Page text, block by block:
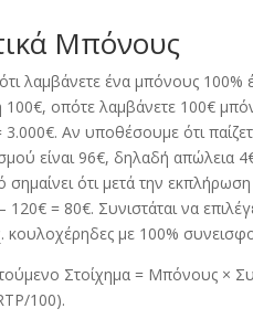
Μπόνους
λαμβάνετε ένα μπόνους 100%
100€, οπότε λαμβάνετε 100€
3.000€.Αν υποθέσουμε ότι
είναι 96€, δηλαδή απώλεια
σημαίνει ότι μετά την
– 120€ = 80€. Συνιστάται να
.κουλοχέρηδες με 100%
Στοίχημα = Μπόνους ×
100).